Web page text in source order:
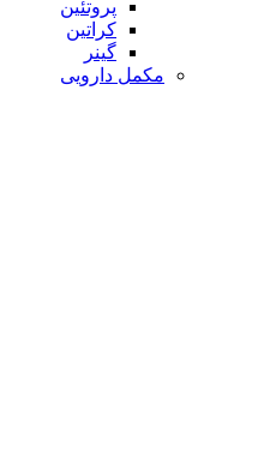
پروتئین
کراتین
گینر
مکمل دارویی